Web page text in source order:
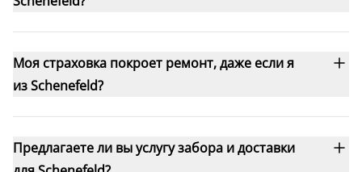
Моя страховка покроет ремонт, даже если я
из Schenefeld?
Предлагаете ли вы услугу забора и доставки